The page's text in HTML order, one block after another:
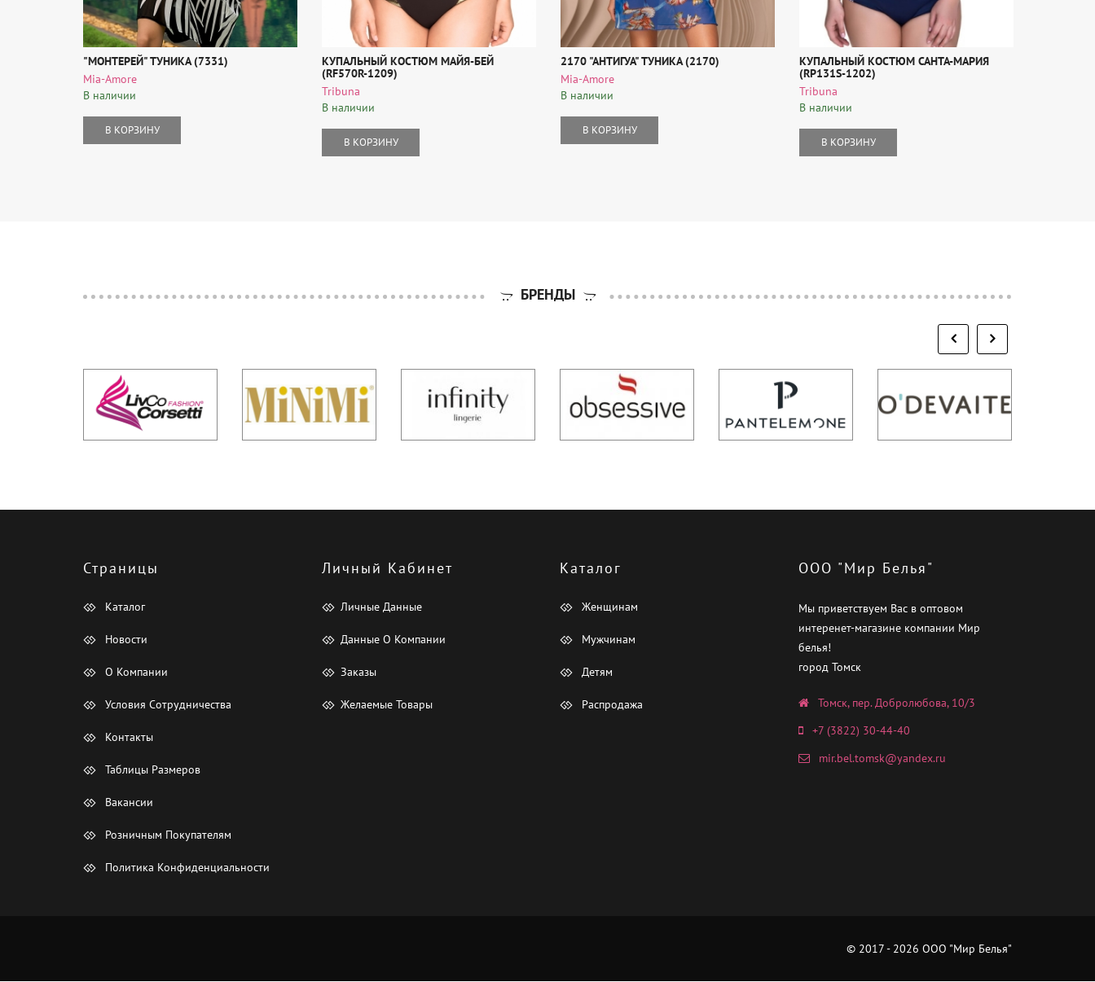
"МОНТЕРЕЙ" ТУНИКА (7331)
Mia-Amore
В наличии
В КОРЗИНУ
КУПАЛЬНЫЙ КОСТЮМ МАЙЯ-БЕЙ
(RF570R-1209)
Tribuna
В наличии
В КОРЗИНУ
2170 "АНТИГУА" ТУНИКА (2170)
Mia-Amore
В наличии
В КОРЗИНУ
КУПАЛЬНЫЙ КОСТЮМ САНТА-МАРИЯ
(RP131S-1202)
Tribuna
В наличии
В КОРЗИНУ
БРЕНДЫ
Страницы
Каталог
Новости
О Компании
Условия Сотрудничества
Контакты
Таблицы Размеров
Вакансии
Розничным Покупателям
Политика Конфиденциальности
Личный Кабинет
Личные Данные
Данные О Компании
Заказы
Желаемые Товары
Каталог
Женщинам
Мужчинам
Детям
Распродажа
ООО "Мир Белья"
Мы приветствуем Вас в оптовом
интеренет-магазине компании Мир
белья!
город Томск
Томск, пер. Добролюбова, 10/3
+7 (3822) 30-44-40
mir.bel.tomsk@yandex.ru
© 2017 - 2026 ООО "Мир Белья"